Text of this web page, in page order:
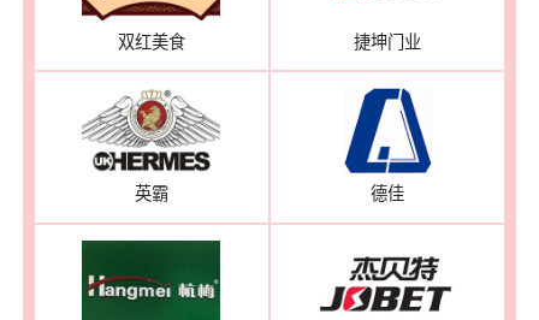
双红美食 捷坤门业
英霸 德佳